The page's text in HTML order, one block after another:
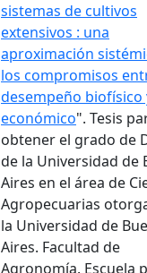
sistemas de cultivos
extensivos : una
aproximación
los compromisos
desempeño biofísico
económico". Tesis
obtener el grado de
de la Universidad de
Aires en el área de
Agropecuarias
la Universidad de
Aires. Facultad de
Agronomía. Escuela